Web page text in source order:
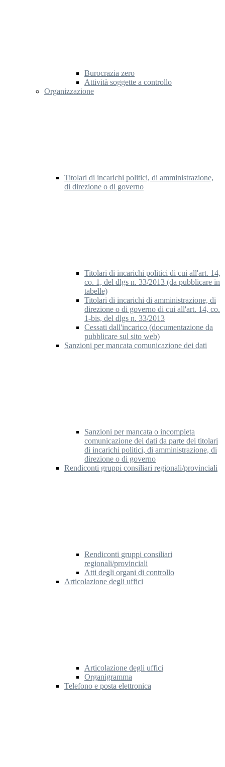
Burocrazia zero
Attività soggette a controllo
Organizzazione
Titolari di incarichi politici, di amministrazione,
di direzione o di governo
Titolari di incarichi politici di cui all'art. 14,
co. 1, del dlgs n. 33/2013 (da pubblicare in
tabelle)
Titolari di incarichi di amministrazione, di
direzione o di governo di cui all'art. 14, co.
1-bis, del dlgs n. 33/2013
Cessati dall'incarico (documentazione da
pubblicare sul sito web)
Sanzioni per mancata comunicazione dei dati
Sanzioni per mancata o incompleta
comunicazione dei dati da parte dei titolari
di incarichi politici, di amministrazione, di
direzione o di governo
Rendiconti gruppi consiliari regionali/provinciali
Rendiconti gruppi consiliari
regionali/provinciali
Atti degli organi di controllo
Articolazione degli uffici
Articolazione degli uffici
Organigramma
Telefono e posta elettronica